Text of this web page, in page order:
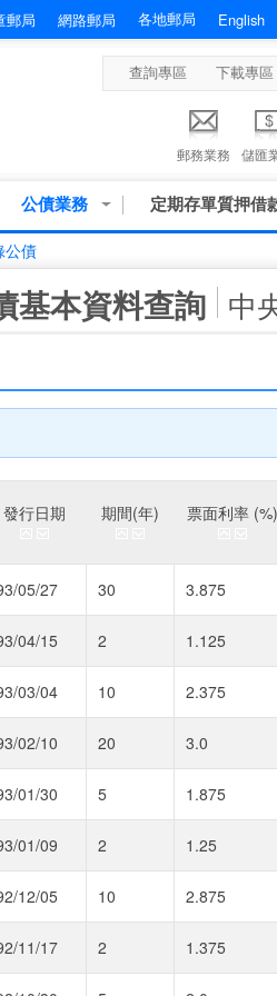
郵局 網路郵局 各地郵局 English
查詢專區 下載專區
郵務業務 儲匯
公債業務 定期存單質押借
公債
基本資料查詢 中
發行日期 期間(年) 票面利率 (%)
05/27 30 3.875
04/15 2 1.125
03/04 10 2.375
02/10 20 3.0
01/30 5 1.875
01/09 2 1.25
12/05 10 2.875
11/17 2 1.375